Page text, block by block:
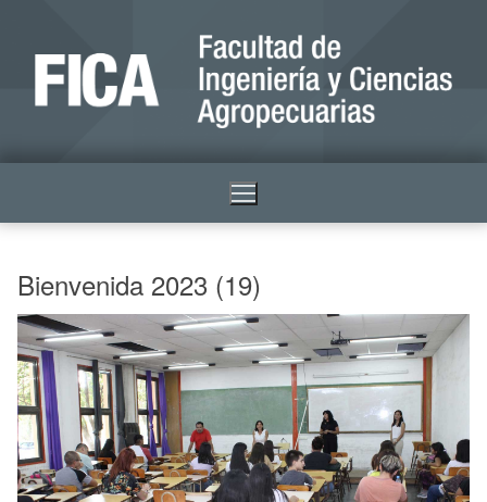
Bienvenida 2023 (19)